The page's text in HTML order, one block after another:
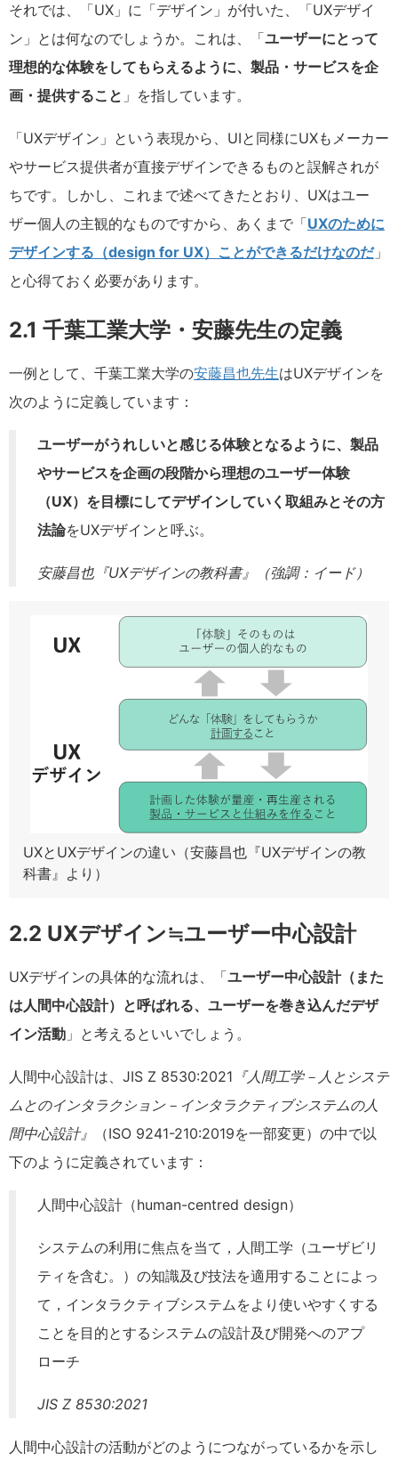
それでは、「UX」に「デザイン」が付いた、「UXデザイ
ン」とは何なのでしょうか。これは、「ユーザーにとって
理想的な体験をしてもらえるように、製品・サービスを企
画・提供すること 」を指しています。
「UXデザイン」という表現から、UIと同様にUXもメーカー
やサービス提供者が直接デザインできるものと誤解されが
ちです。しかし、これまで述べてきたとおり、UXはユー
ザー個人の主観的なものですから、あくまで「UXのために
デザインする（design for UX）ことができるだけなのだ」
と心得ておく必要があります。
2.1 千葉工業大学・安藤先生の定義
一例として、千葉工業大学の安藤昌也先生はUXデザインを
次のように定義しています：
ユーザーがうれしいと感じる体験となるように、製品
やサービスを企画の段階から理想のユーザー体験
（UX）を目標にしてデザインしていく取組みとその方
法論をUXデザインと呼ぶ。
安藤昌也『UXデザインの教科書』（強調：イード）
UXとUXデザインの違い（安藤昌也『UXデザインの教
科書』より）
2.2 UXデザイン≒ユーザー中心設計
UXデザインの具体的な流れは、「ユーザー中心設計（また
は人間中心設計）と呼ばれる、ユーザーを巻き込んだデザ
イン活動 」と考えるといいでしょう。
人間中心設計は、JIS Z 8530:2021 『人間工学－人とシステ
ムとのインタラクション－インタラクティブシステムの人
間中心設計』
（ISO 9241-210:2019を一部変更）の中で以
下のように定義されています：
人間中心設計（human-centred design）
システムの利用に焦点を当て，人間工学（ユーザビリ
ティを含む。）の知識及び技法を適用することによっ
て，インタラクティブシステムをより使いやすくする
ことを目的とするシステムの設計及び開発へのアプ
ローチ
JIS Z 8530:2021
人間中心設計の活動がどのようにつながっているかを示し